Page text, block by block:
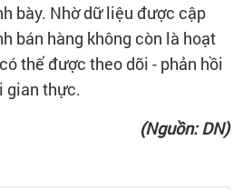
bày. Nhờ dữ liệu được cập
bán hàng không còn là hoạt
thể được theo dõi - phản hồi
gian thực.
(Nguồn: DN)